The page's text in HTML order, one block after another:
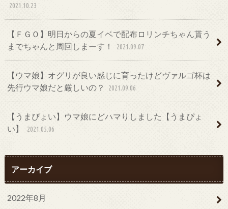
2021.10.23
【ＦＧＯ】明日からの夏イベで配布ロリンチちゃん貰う
までちゃんと周回しまーす！
2021.09.07
【ウマ娘】オグリが良い感じに育ったけどヴァルゴ杯は
先行ウマ娘だと厳しいの？
2021.09.06
【うまぴょい】ウマ娘にどハマりしました【うまぴょ
い】
2021.05.06
アーカイブ
2022年8月